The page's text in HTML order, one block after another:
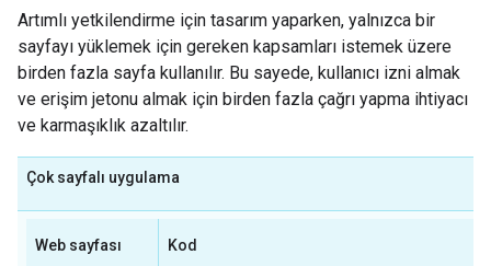
Artımlı yetkilendirme için tasarım yaparken, yalnızca bir
sayfayı yüklemek için gereken kapsamları istemek üzere
birden fazla sayfa kullanılır. Bu sayede, kullanıcı izni almak
ve erişim jetonu almak için birden fazla çağrı yapma ihtiyacı
ve karmaşıklık azaltılır.
Çok sayfalı uygulama
Web sayfası Kod